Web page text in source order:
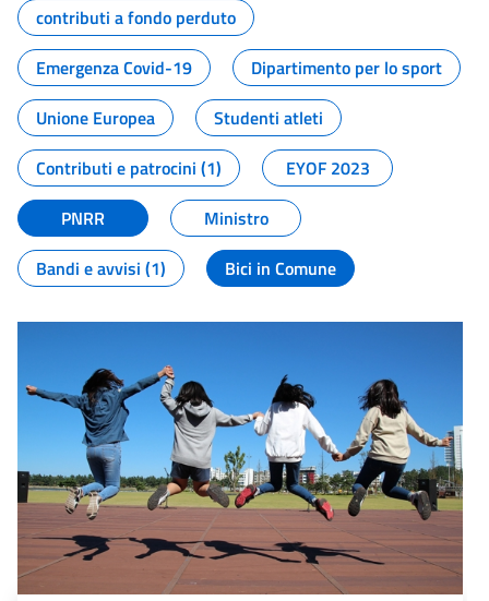
contributi a fondo perduto
Emergenza Covid-19
Dipartimento per lo sport
Unione Europea
Studenti atleti
Contributi e patrocini (1)
EYOF 2023
PNRR
Ministro
Bandi e avvisi (1)
Bici in Comune